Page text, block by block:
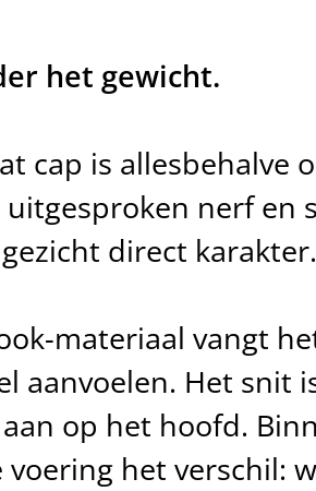
het gewicht.
cap is allesbehalve
nerf en
direct karakter.
materiaal vangt
aanvoelen. Het snit
op het hoofd.
voering het verschil: